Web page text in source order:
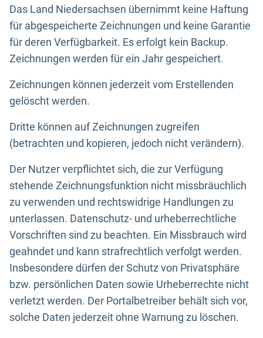
Das Land Niedersachsen übernimmt keine Haftung
für abgespeicherte Zeichnungen und keine Garantie
für deren Verfügbarkeit. Es erfolgt kein Backup.
Zeichnungen werden für ein Jahr gespeichert.
Zeichnungen können jederzeit vom Erstellenden
gelöscht werden.
Dritte können auf Zeichnungen zugreifen
(betrachten und kopieren, jedoch nicht verändern).
Der Nutzer verpflichtet sich, die zur Verfügung
stehende Zeichnungsfunktion nicht missbräuchlich
zu verwenden und rechtswidrige Handlungen zu
unterlassen. Datenschutz- und urheberrechtliche
Vorschriften sind zu beachten. Ein Missbrauch wird
geahndet und kann strafrechtlich verfolgt werden.
Insbesondere dürfen der Schutz von Privatsphäre
bzw. persönlichen Daten sowie Urheberrechte nicht
verletzt werden. Der Portalbetreiber behält sich vor,
solche Daten jederzeit ohne Warnung zu löschen.